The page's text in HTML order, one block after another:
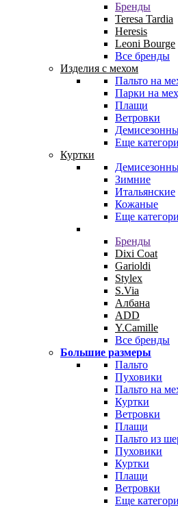
Бренды
Teresa Tardia
Heresis
Leoni Bourge
Все бренды
Изделия с мехом
Пальто на
Парки на
Плащи
Ветровки
Еще
Куртки
Зимние
Итальянские
Кожаные
Еще
Бренды
Dixi Coat
Garioldi
Stylex
S.Via
Албана
ADD
Y.Camille
Все бренды
Большие размеры
Пальто
Пуховики
Пальто на
Куртки
Ветровки
Плащи
Пальто из
Пуховики
Куртки
Плащи
Ветровки
Еще